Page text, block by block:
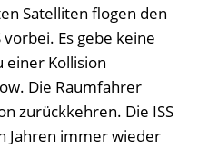
Satelliten flogen den
Es gebe keine
einer Kollision
Die Raumfahrer
zurückkehren. Die ISS
Jahren immer wieder